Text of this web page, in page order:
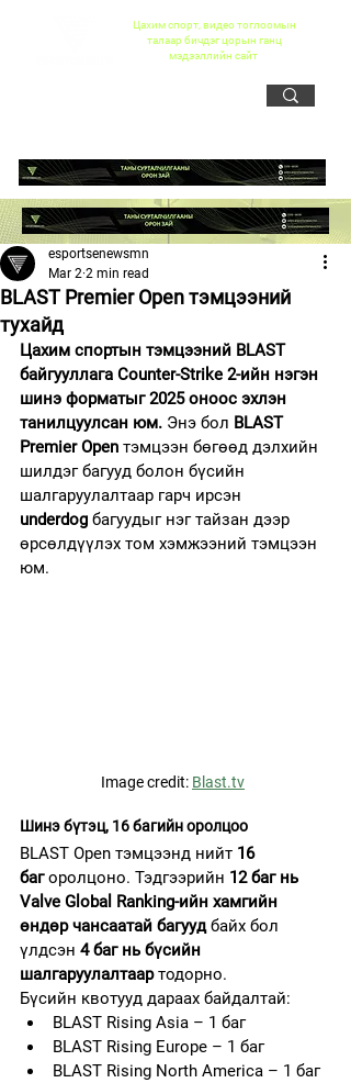
Цахим спорт, видео тоглоомын
талаар бичдэг цорын ганц
мэдээллийн сайт
BLAST Premier Open тэмцээний
тухайд
esportsenewsmn
Mar 2 2 min read
Цахим спортын тэмцээний BLAST
байгууллага Counter-Strike 2-ийн нэгэн
шинэ форматыг 2025 оноос эхлэн
танилцуулсан юм. Энэ бол BLAST
Premier Open тэмцээн бөгөөд дэлхийн
шилдэг багууд болон бүсийн
шалгаруулалтаар гарч ирсэн
underdog багуудыг нэг тайзан дээр
өрсөлдүүлэх том хэмжээний тэмцээн
юм.
Image credit: Blast.tv
Шинэ бүтэц, 16 багийн оролцоо
BLAST Open тэмцээнд нийт 16
баг оролцоно. Тэдгээрийн 12 баг нь
Valve Global Ranking-ийн хамгийн
өндөр чансаатай багууд байх бол
үлдсэн 4 баг нь бүсийн
шалгаруулалтаар тодорно.
Бүсийн квотууд дараах байдалтай:
BLAST Rising Asia – 1 баг
BLAST Rising Europe – 1 баг
BLAST Rising North America – 1 баг